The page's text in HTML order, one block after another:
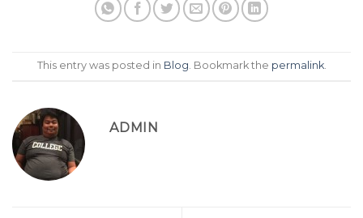
This entry was posted in Blog. Bookmark the permalink.
ADMIN